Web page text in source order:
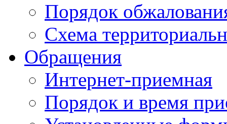
Порядок
Схема
Обращения
Интернет-приемная
Порядок и время